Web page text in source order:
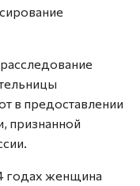
в предоставлении
признанной
годах женщина